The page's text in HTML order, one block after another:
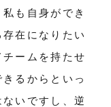
も自身ができ
在になりたい
ームを持たせ
るからといっ
いですし、逆